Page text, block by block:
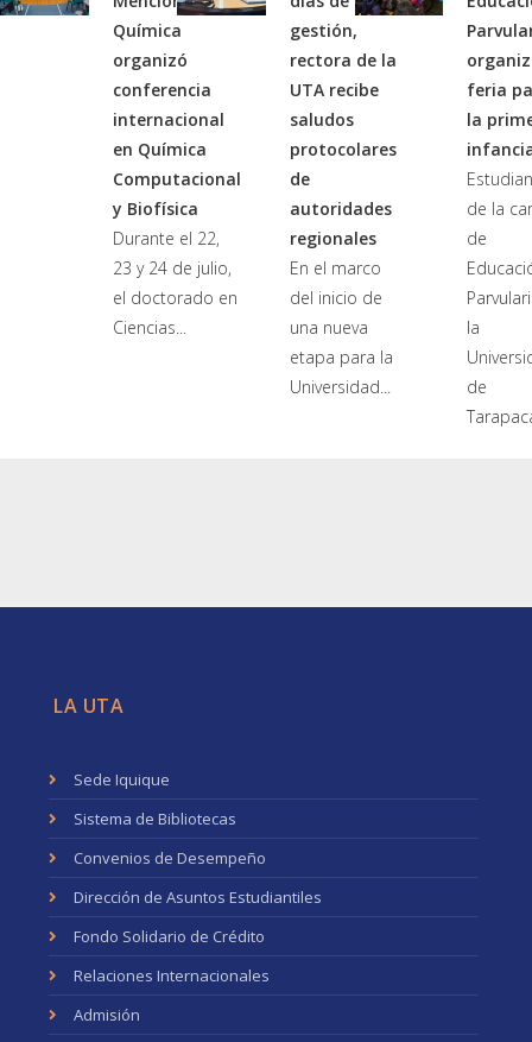
Química
organizó
conferencia
internacional
en Química
Computacional
y Biofísica
Durante el 22,
23 y 24 de julio,
el doctorado en
Ciencias...
gestión,
rectora de la
UTA recibe
saludos
protocolares
de
autoridades
regionales
En el marco
del inicio de
una nueva
etapa para la
Universidad...
feria
la
de la
de
la
de
LA UTA
Sede Iquique
Sistema de Bibliotecas
Convenios de Desempeño
Dirección de Asuntos Estudiantiles
Fondo Solidario de Crédito
Relaciones Internacionales
Admisión